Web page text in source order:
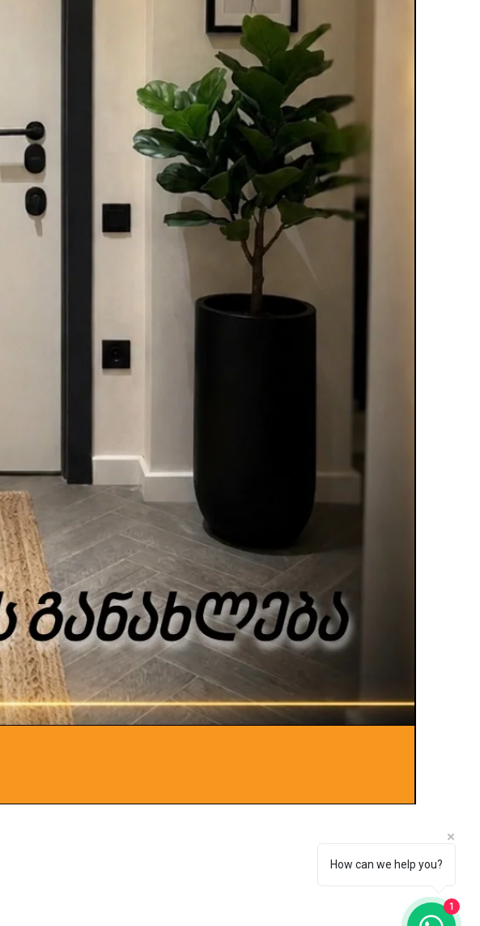
How can we help you?
1